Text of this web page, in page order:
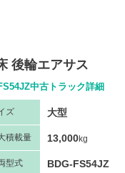
後輪エアサス
中古トラック詳細
ズ 大型
積載量 13,000kg
型式 BDG-FS54JZ